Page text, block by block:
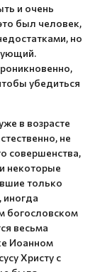
и очень
был человек,
но
убедиться
в возрасте
не
совершенства,
некоторые
только
иногда
богословском
весьма
Иоанном
Христу с